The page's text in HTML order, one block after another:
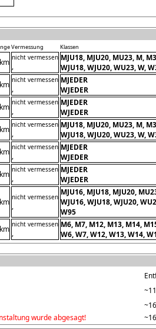
Vermessung Klassen
nicht vermessen
,
MJU18, MJU20, MU23, M,
WJU18, WJU20, WU23, W,
nicht vermessen
,
MJEDER
WJEDER
nicht vermessen
,
MJEDER
WJEDER
nicht vermessen
,
MJU18, MJU20, MU23, M,
WJU18, WJU20, WU23, W,
nicht vermessen
,
MJEDER
WJEDER
nicht vermessen
,
MJEDER
WJEDER
nicht vermessen
,
MJU16, MJU18, MJU20,
WJU16, WJU18, WJU20,
W95
nicht vermessen
,
M6, M7, M12, M13, M14,
W6, W7, W12, W13, W14,
wurde abgesagt!